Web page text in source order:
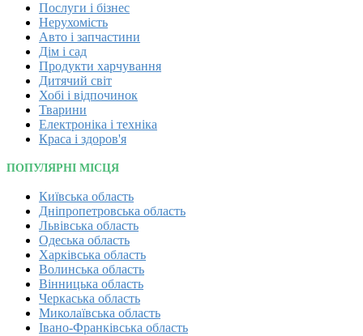
Послуги і бізнес
Нерухомість
Авто і запчастини
Дім і сад
Продукти харчування
Дитячий світ
Хобі і відпочинок
Тварини
Електроніка і техніка
Краса і здоров'я
ПОПУЛЯРНІ МІСЦЯ
Київська область
Дніпропетровська область
Львівська область
Одеська область
Харківська область
Волинська область
Вінницька область
Черкаська область
Миколаївська область
Івано-Франківська область